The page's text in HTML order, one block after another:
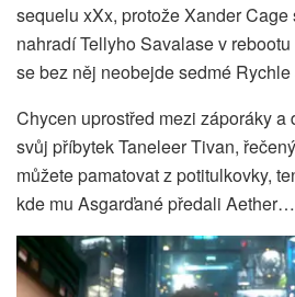
sequelu xXx, protože Xander
nahradí Tellyho Savalase v
se bez něj neobejde sedmé
Chycen uprostřed mezi záporáky a
svůj příbytek Taneleer Tivan,
můžete pamatovat z potitulkovky,
kde mu Asgarďané předali Aether…